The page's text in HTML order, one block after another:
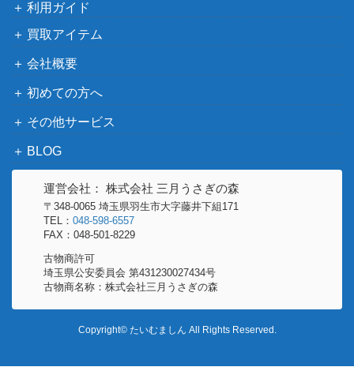
071】
マ）
ピカチュウVMAX（UR）
【S8b 279/184】
ソード＆シールド
スリーパー（キラ）【042/
092】
eシリーズ
シェイミ（PROMO）【32
6/S-P】
（パラダイムトリガ
ー）
100
レシラム（EBB 094/093）
BW
ゲーチス（SR）【BW8 05
5/051】
（ラセンフォース）
サーナイトex（SR）【SV
1S 092/078】
利用ガイド
買取アイテム
会社概要
初めての方へ
その他サービス
BLOG
運営会社： 株式会社 三月うさぎの森
〒348-0065 埼玉県羽生市大字藤井下組171
TEL： 048-598-6557
FAX：048-501-8229
古物商許可
埼玉県公安委員会 第431230027434号
古物商名称：株式会社三月うさぎの森
Copyright© たいむましん All Rights Reserved.